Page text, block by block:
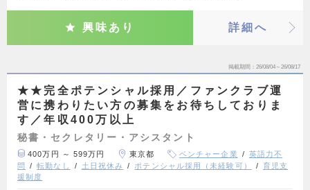
興味あり 詳細へ
掲載期間 26/08/04～26/08/17
★★完全ポテンシャル採用／ファンクラブ運
営に携わりたい方の募集をお待ちしておりま
す／年収400万以上
秘書・セクレタリー・アシスタント
400万円 ～ 599万円 東京都 ベンチャー企業
英語力不
問
転勤なし 土日祝休み ポテンシャル採用（未経験可）
育児支
援制度